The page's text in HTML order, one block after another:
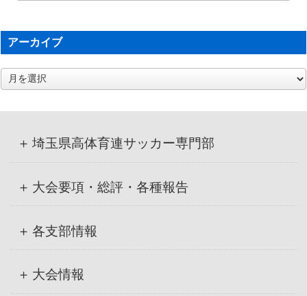
アーカイブ
ア
ー
埼玉県高体育連サッカー専門部
大会要項・総評・各種報告
各支部情報
大会情報